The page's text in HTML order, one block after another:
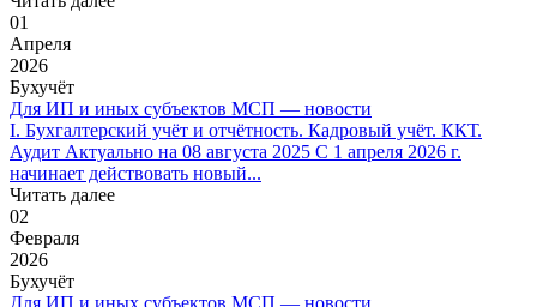
01
Апреля
2026
Бухучёт
Для ИП и иных субъектов МСП — новости
I. Бухгалтерский учёт и отчётность. Кадровый учёт. ККТ.
Аудит Актуально на 08 августа 2025 С 1 апреля 2026 г.
начинает действовать новый...
Читать далее
02
Февраля
2026
Бухучёт
Для ИП и иных субъектов МСП — новости